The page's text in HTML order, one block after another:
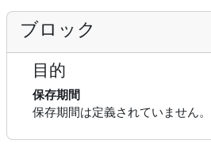
ブロック
目的
保存期間
保存期間は定義されていません。